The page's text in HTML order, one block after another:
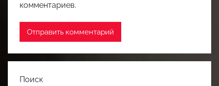
комментариев.
Поиск